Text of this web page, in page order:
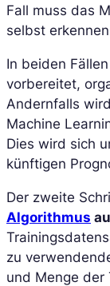
Fall muss das
selbst
In beiden
vorbereitet,
Andernfalls
Machine
Dies wird sich
künftigen
Der zweite
Algorithmus
zu
und Menge der